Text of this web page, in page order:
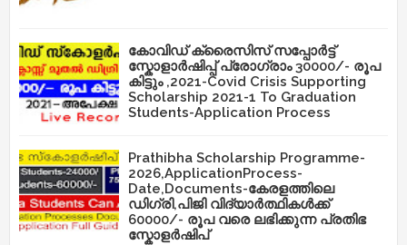
കോവിഡ് ക്രൈസിസ് സപ്പോർട്ട്
സ്കോളാർഷിപ്പ് പ്രോഗ്രാം 30000/- രൂപ
കിട്ടും ,2021-Covid Crisis Supporting
Scholarship 2021-1 To Graduation
Students-Application Process
Prathibha Scholarship Programme-
2026,ApplicationProcess-
Date,Documents-കേരളത്തിലെ
ഡിഗ്രി,പിജി വിദ്യാർത്ഥികൾക്ക്
60000/- രൂപ വരെ ലഭിക്കുന്ന പ്രതിഭ
സ്കോളർഷിപ്